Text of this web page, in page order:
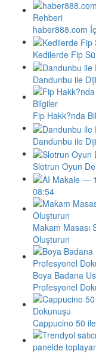
haber888.com
Kedilerde Fip
Dandunbu ile
Fip Hakk?nda
Dandunbu ile
Slotrun Oyun
08:54
Makam Masası
Oluşturun
Boya Badana
Profesyonel
Cappucino 50